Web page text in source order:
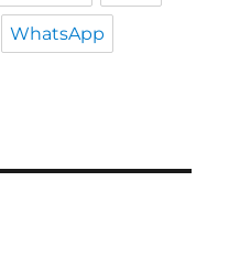
WhatsApp